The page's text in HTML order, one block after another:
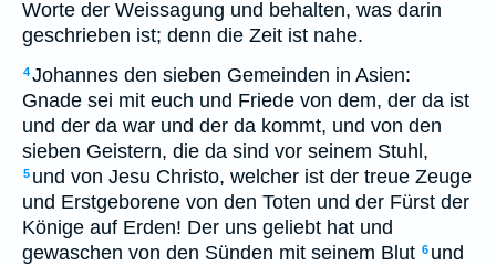
Worte der Weissagung und behalten, was darin
geschrieben ist; denn die Zeit ist nahe.
4Johannes den sieben Gemeinden in Asien:
Gnade sei mit euch und Friede von dem, der da ist
und der da war und der da kommt, und von den
sieben Geistern, die da sind vor seinem Stuhl,
5 und von Jesu Christo, welcher ist der treue Zeuge
und Erstgeborene von den Toten und der Fürst der
Könige auf Erden! Der uns geliebt hat und
gewaschen von den Sünden mit seinem Blut 6 und